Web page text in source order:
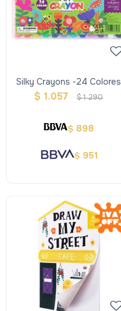
Silky Crayons -24 Colores
$ 1.057 $1.290
$ 898
$ 951